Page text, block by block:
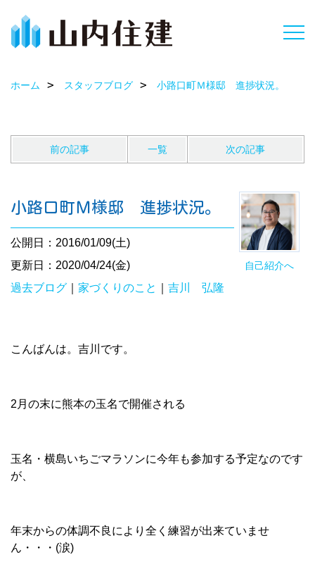
ホーム スタッフブログ 小路口町Ｍ様邸 進捗状況。
前の記事 一覧 次の記事
自己紹介へ
小路口町Ｍ様邸 進捗状況。
公開日：2016/01/09(土)
更新日：2020/04/24(金)
過去ブログ
家づくりのこと 吉川 弘隆
こんばんは。吉川です。
2月の末に熊本の玉名で開催される
玉名・横島いちごマラソンに今年も参加する予定なのです
が、
年末からの体調不良により全く練習が出来ていませ
ん・・・(涙)